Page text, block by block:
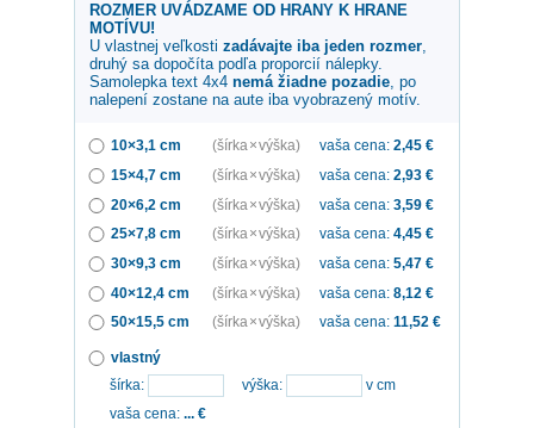
ROZMER UVÁDZAME OD HRANY K HRANE
MOTÍVU!
U vlastnej veľkosti zadávajte iba jeden rozmer,
druhý sa dopočíta podľa proporcií nálepky.
Samolepka text 4x4 nemá žiadne pozadie, po
nalepení zostane na aute iba vyobrazený motív.
10×3,1 cm (šírka × výška) vaša cena: 2,45 €
15×4,7 cm
(šírka × výška) vaša cena: 2,93 €
20×6,2 cm
(šírka × výška) vaša cena: 3,59 €
25×7,8 cm
(šírka × výška) vaša cena: 4,45 €
30×9,3 cm
(šírka × výška) vaša cena: 5,47 €
40×12,4 cm
(šírka × výška) vaša cena: 8,12 €
50×15,5 cm
(šírka × výška) vaša cena: 11,52 €
vlastný
šírka:
výška:
v cm
vaša cena: ... €